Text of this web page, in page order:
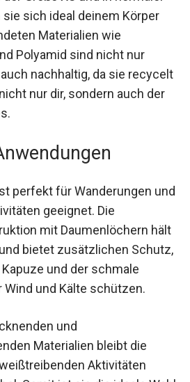
sich ideal deinem Körper
Materialien wie
Polyamid sind nicht nur
nachhaltig, da sie
tust du nicht nur dir, sondern
Gutes.
Aktivitäten geeignet. Die
mit Daumenlöchern
und bietet zusätzlichen
festen Kapuze und der
dich vor Wind und Kälte
und
Materialien bleibt die
Aktivitäten